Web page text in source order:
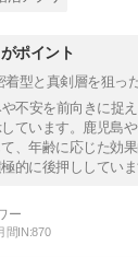
ポイント
着型と真剣層を狙っ
不安を前向きに捉
ています。鹿児島
、年齢に応じた効
的に後押ししていま
間IN:870